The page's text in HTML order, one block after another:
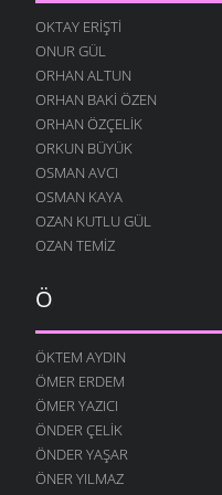
DÖNMÜŞÜM
19 ARALIK 2007
ÜŞÜRÜM SENSIZ
17 ARALIK 2007
ZORUMA GIDER
13 ARALIK 2007
HEP SEN GELIRSIN
11 ARALIK 2007
SARHOŞ OLMUŞ
7 ARALIK 2007
ÇOK SEVERIM
29 KASIM 2007
29 KASIM 2007
GERI ÇEVIRMIŞ
27 KASIM 2007
GÜNEŞ ÇALMIŞ
24 KASIM 2007
OKTAY ERIŞTI
ONUR GÜL
ORHAN ALTUN
ORHAN BAKI ÖZEN
ORHAN ÖZÇELIK
ORKUN BÜYÜK
OSMAN AVCI
OSMAN KAYA
OZAN KUTLU GÜL
OZAN TEMIZ
Ö
ÖKTEM AYDIN
ÖMER ERDEM
ÖMER YAZICI
ÖNDER ÇELIK
ÖNDER YAŞAR
ÖNER YILMAZ